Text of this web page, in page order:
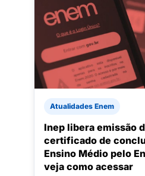
Atualidades Enem
Inep libera emissão
certificado de
Ensino Médio pelo
veja como acessar